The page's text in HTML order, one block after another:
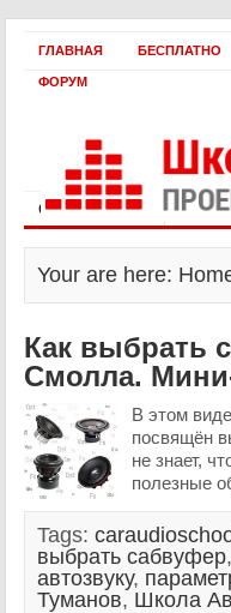
ГЛАВНАЯ БЕСПЛАТНО
ФОРУМ
Статьи и видео
Your are here:
Как выбрать
Смолла.
В этом
посвящён
не знает,
полезные
Tags:
выбрать сабвуфер,
автозвуку,
Туманов, Школа